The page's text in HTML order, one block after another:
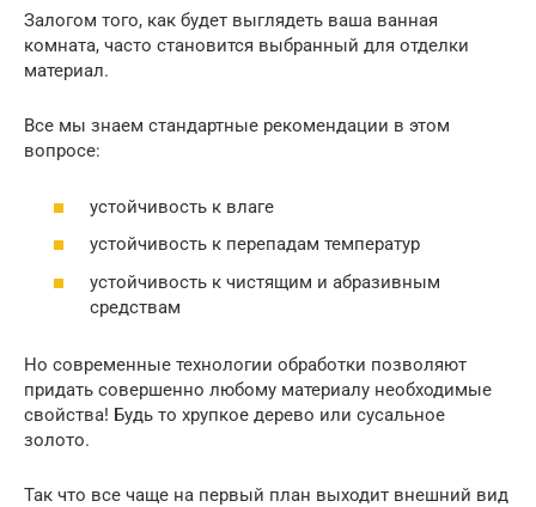
Залогом того, как будет выглядеть ваша ванная
комната, часто становится выбранный для отделки
материал.
Все мы знаем стандартные рекомендации в этом
вопросе:
устойчивость к влаге
устойчивость к перепадам температур
устойчивость к чистящим и абразивным
средствам
Но современные технологии обработки позволяют
придать совершенно любому материалу необходимые
свойства! Будь то хрупкое дерево или сусальное
золото.
Так что все чаще на первый план выходит внешний вид